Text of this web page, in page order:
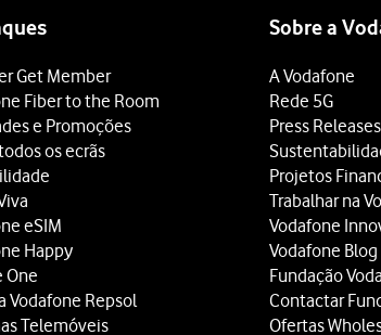
Get Member
Fiber to the Room
e Promoções
os ecrãs
eSIM
Happy
One
Vodafone Repsol
Telemóveis
Sobre a
A Vodafone
Rede 5G
Press Releases
Projetos
Trabalhar na
Vodafone
Vodafone Blog
Fundação
Contactar
Ofertas